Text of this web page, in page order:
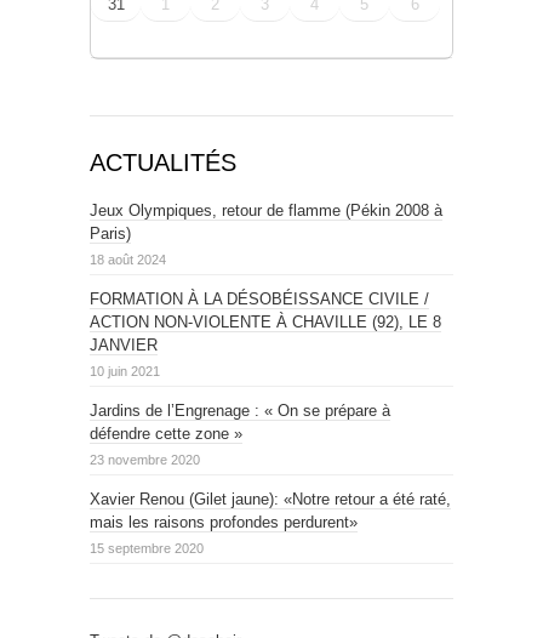
31 2 3 4 5 6
ACTUALITÉS
Jeux Olympiques, retour de flamme (Pékin 2008 à
Paris)
18 août 2024
FORMATION À LA DÉSOBÉISSANCE CIVILE /
ACTION NON-VIOLENTE À CHAVILLE (92), LE 8
JANVIER
10 juin 2021
Jardins de l’Engrenage : « On se prépare à
défendre cette zone »
23 novembre 2020
Xavier Renou (Gilet jaune): «Notre retour a été raté,
mais les raisons profondes perdurent»
15 septembre 2020